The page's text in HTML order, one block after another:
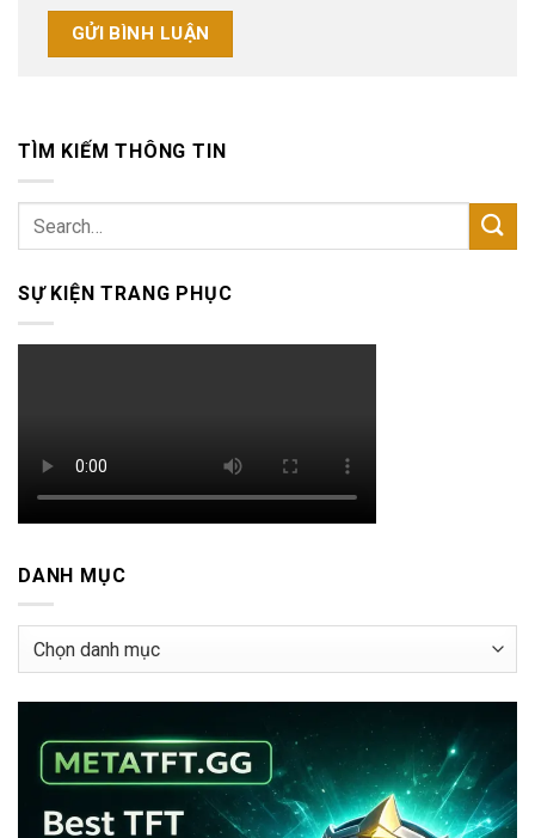
TÌM KIẾM THÔNG TIN
SỰ KIỆN TRANG PHỤC
DANH MỤC
Danh